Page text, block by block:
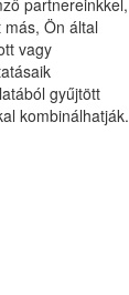
partnereinkkel,
más, Ön által
vagy
gyűjtött
kombinálhatják.